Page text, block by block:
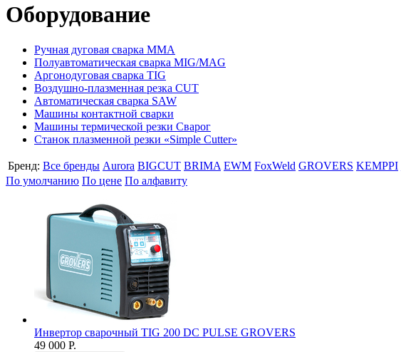
Оборудование
Ручная дуговая сварка ММА
Полуавтоматическая сварка MIG/MAG
Аргонодуговая сварка TIG
Воздушно-плазменная резка CUT
Автоматическая сварка SAW
Машины контактной сварки
Машины термической резки Сварог
Станок плазменной резки «Simple Cutter»
Бренд: Все бренды Aurora BIGCUT BRIMA EWM FoxWeld GROVERS KEMPPI
По умолчанию По цене По алфавиту
Инвертор cварочный TIG 200 DC PULSE GROVERS
49 000 Р.